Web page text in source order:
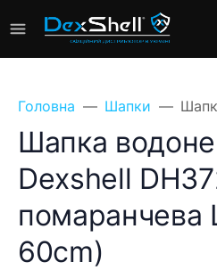
Головна Шапки
Шапка
Dexshell
помаранчева
60cm)
Поставте своє
питання, ми
обов'язково відповімо!